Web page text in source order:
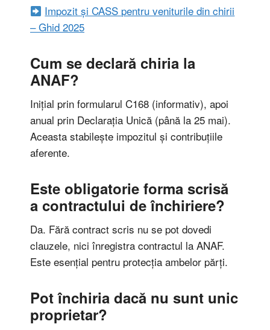
Impozit și CASS pentru veniturile din chirii
– Ghid 2025
Cum se declară chiria la
ANAF?
Inițial prin formularul C168 (informativ), apoi
anual prin Declarația Unică (până la 25 mai).
Aceasta stabilește impozitul și contribuțiile
aferente.
Este obligatorie forma scrisă
a contractului de închiriere?
Da. Fără contract scris nu se pot dovedi
clauzele, nici înregistra contractul la ANAF.
Este esențial pentru protecția ambelor părți.
Pot închiria dacă nu sunt unic
proprietar?